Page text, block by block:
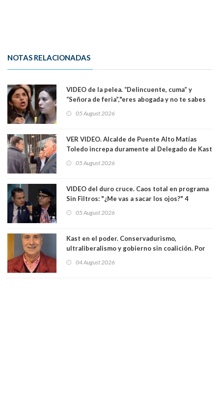
NOTAS RELACIONADAS
VIDEO de la pelea. “Delincuente, cuma” y
“Señora de feria”,"eres abogada y no te sabes
senadoras Camila Flores y Fabiola Campillai en
05 August 2026
VER VIDEO. Alcalde de Puente Alto Matías
Toledo increpa duramente al Delegado de Kast
delegado nuevamente arrancando"
05 August 2026
VIDEO del duro cruce. Caos total en programa
Sin Filtros: "¿Me vas a sacar los ojos?" 4
excarabinero que dejó ciego a Gustavo Gatica:
05 August 2026
Kast en el poder. Conservadurismo,
ultraliberalismo y gobierno sin coalición. Por
04 August 2026